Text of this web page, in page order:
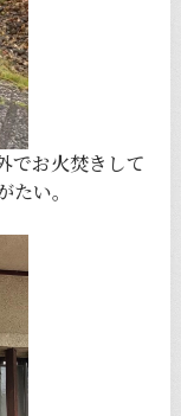
でお火焚きして
い。